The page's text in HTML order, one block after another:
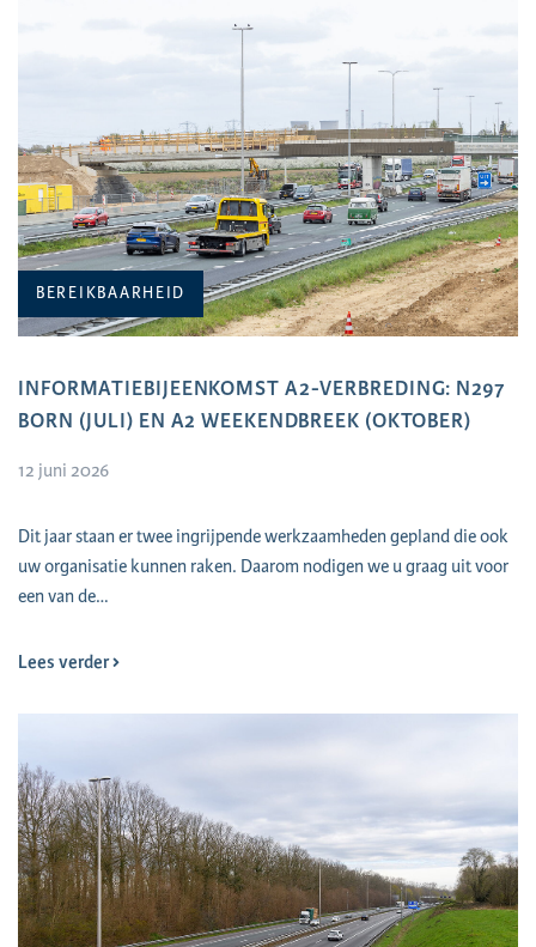
BEREIKBAARHEID
INFORMATIEBIJEENKOMST A2-VERBREDING: N297
BORN (JULI) EN A2 WEEKENDBREEK (OKTOBER)
12 juni 2026
Dit jaar staan er twee ingrijpende werkzaamheden gepland die ook
uw organisatie kunnen raken. Daarom nodigen we u graag uit voor
een van de…
Lees verder